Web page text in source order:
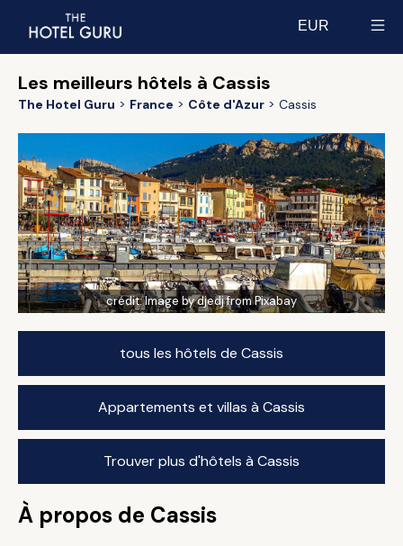
EUR
Les meilleurs hôtels à Cassis
The Hotel Guru France Côte d'Azur Cassis
crédit:Image by djedj from Pixabay
tous les hôtels de Cassis
Appartements et villas à Cassis
Trouver plus d'hôtels à Cassis
À propos de Cassis